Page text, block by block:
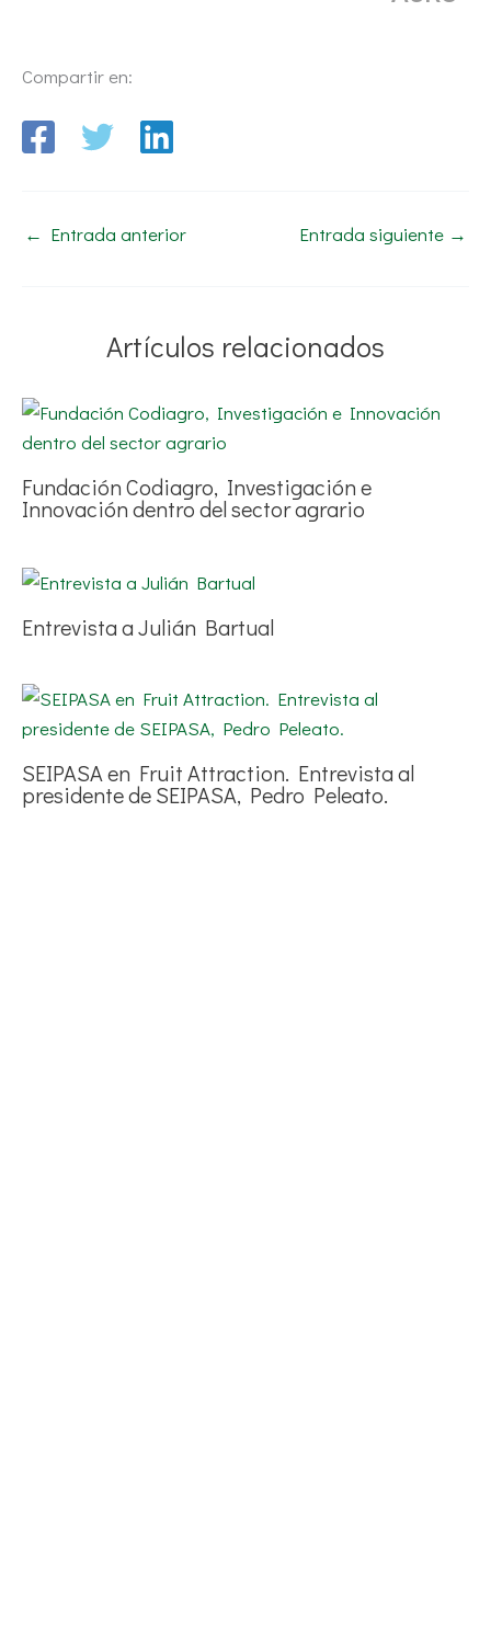
Compartir en:
← Entrada anterior Entrada siguiente →
Artículos relacionados
Fundación Codiagro, Investigación e
Innovación dentro del sector agrario
Entrevista a Julián Bartual
SEIPASA en Fruit Attraction. Entrevista al
presidente de SEIPASA, Pedro Peleato.